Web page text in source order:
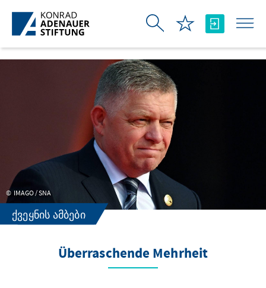
Skip to Main Content
IMAGO / SNA
ᲥᲕᲔᲧᲜᲘᲡ ᲐᲛᲑᲔᲑᲘ
Überraschende Mehrheit